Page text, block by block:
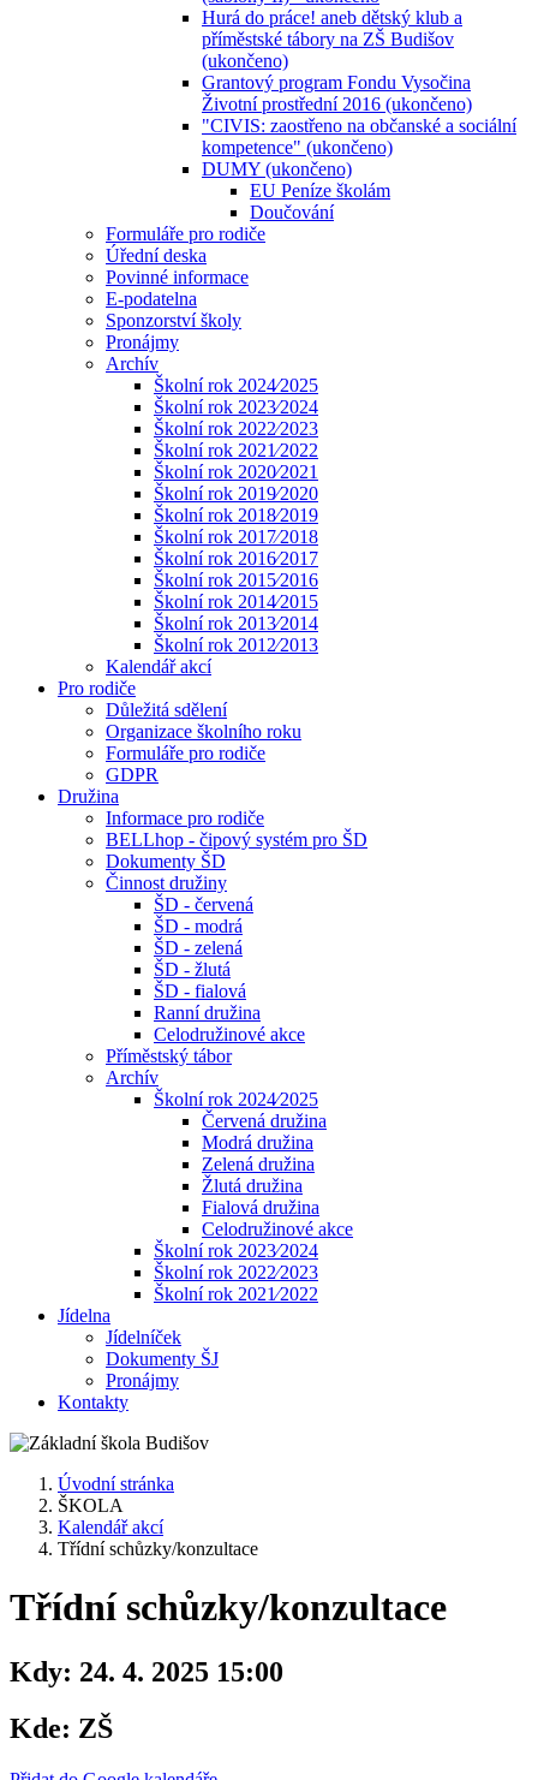
Hurá do práce! aneb dětský klub a
příměstské tábory na ZŠ Budišov
(ukončeno)
Grantový program Fondu Vysočina
Životní prostřední 2016 (ukončeno)
"CIVIS: zaostřeno na občanské a sociální
kompetence" (ukončeno)
DUMY (ukončeno)
EU Peníze školám
Doučování
Formuláře pro rodiče
Úřední deska
Povinné informace
E-podatelna
Sponzorství školy
Pronájmy
Archív
Školní rok 2024⁄2025
Školní rok 2023⁄2024
Školní rok 2022⁄2023
Školní rok 2021⁄2022
Školní rok 2020⁄2021
Školní rok 2019⁄2020
Školní rok 2018⁄2019
Školní rok 2017⁄2018
Školní rok 2016⁄2017
Školní rok 2015⁄2016
Školní rok 2014⁄2015
Školní rok 2013⁄2014
Školní rok 2012⁄2013
Kalendář akcí
Pro rodiče
Důležitá sdělení
Organizace školního roku
Formuláře pro rodiče
GDPR
Družina
Informace pro rodiče
BELLhop - čipový systém pro ŠD
Dokumenty ŠD
Činnost družiny
ŠD - červená
ŠD - modrá
ŠD - zelená
ŠD - žlutá
ŠD - fialová
Ranní družina
Celodružinové akce
Příměstský tábor
Archív
Školní rok 2024⁄2025
Červená družina
Modrá družina
Zelená družina
Žlutá družina
Fialová družina
Celodružinové akce
Školní rok 2023⁄2024
Školní rok 2022⁄2023
Školní rok 2021⁄2022
Jídelna
Jídelníček
Dokumenty ŠJ
Pronájmy
Kontakty
Úvodní stránka
ŠKOLA
Kalendář akcí
Třídní schůzky/konzultace
Třídní schůzky/konzultace
Kdy: 24. 4. 2025 15:00
Kde: ZŠ